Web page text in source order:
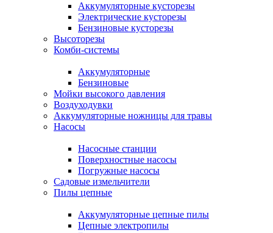
Аккумуляторные кусторезы
Электрические кусторезы
Бензиновые кусторезы
Высоторезы
Комби-системы
Аккумуляторные
Бензиновые
Мойки высокого давления
Воздуходувки
Аккумуляторные ножницы для травы
Насосы
Насосные станции
Поверхностные насосы
Погружные насосы
Садовые измельчители
Пилы цепные
Аккумуляторные цепные пилы
Цепные электропилы